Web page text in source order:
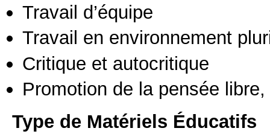
Travail d’équipe
Travail en environnement
Critique et autocritique
Promotion de la pensée
Type de Matériels Éducatifs